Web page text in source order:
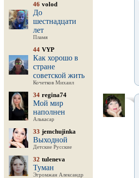
46 volod
До
шестнадцати
лет
Пламя
44 VYP
Как хорошо в
стране
советской жить
Кочетков Михаил
34 regina74
Мой мир
наполнен
Алькасар
33 jemchujinka
Выходной
Детские Русские
32 tuleneva
Туман
Эгромжан Александр